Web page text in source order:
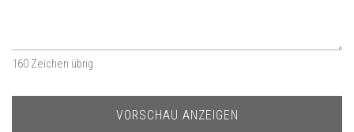
160 Zeichen übrig
VORSCHAU ANZEIGEN